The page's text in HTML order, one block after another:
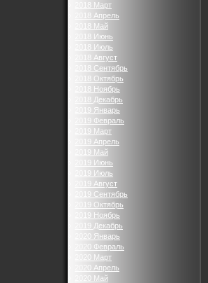
2018 Март
2018 Апрель
2018 Май
2018 Июнь
2018 Июль
2018 Август
2018 Сентябрь
2018 Октябрь
2018 Ноябрь
2018 Декабрь
2019 Январь
2019 Февраль
2019 Март
2019 Апрель
2019 Май
2019 Июнь
2019 Июль
2019 Август
2019 Сентябрь
2019 Октябрь
2019 Ноябрь
2019 Декабрь
2020 Январь
2020 Февраль
2020 Март
2020 Апрель
2020 Май